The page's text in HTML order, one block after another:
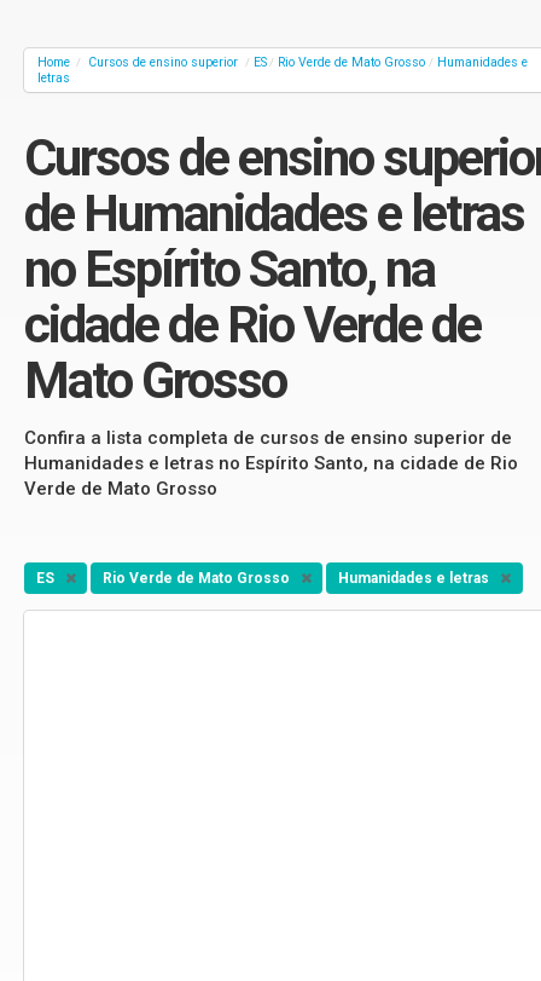
Home / Cursos de ensino superior / ES / Rio Verde de Mato Grosso / Humanidades e
letras
Cursos de ensino
de Humanidades e letras
no Espírito Santo, na
cidade de Rio Verde de
Mato Grosso
Confira a lista completa de cursos de ensino superior de
Humanidades e letras no Espírito Santo, na cidade de Rio
Verde de Mato Grosso
ES Rio Verde de Mato Grosso Humanidades e letras